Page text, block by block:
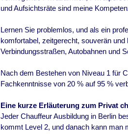
und Aufsichtsräte sind meine
Lernen Sie problemlos, und als ein
komfortabel, zeitgerecht, souverän
Verbindungsstraßen, Autobahnen und
Nach dem Bestehen von Niveau 1 für
Fachkenntnisse von 20 % auf 95 %
Eine kurze Erläuterung zum Privat
Jeder Chauffeur Ausbildung in Berlin
kommt Level 2, und danach kann man